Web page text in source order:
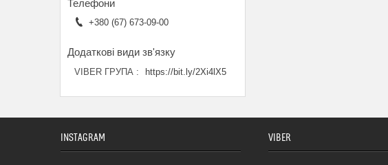
+380 (67) 673-09-00
VIBER ГРУПА https://bit.ly/2Xi4lX5
INSTAGRAM VIBER